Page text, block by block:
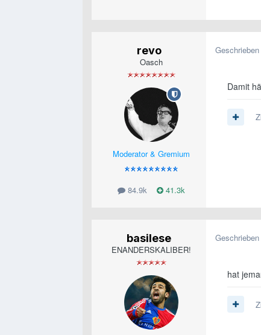
revo
Oasch
Moderator & Gremium
84.9k 41.3k
Geschrieben
Damit
basilese
ENANDERSKALIBER!
Geschrieben
hat